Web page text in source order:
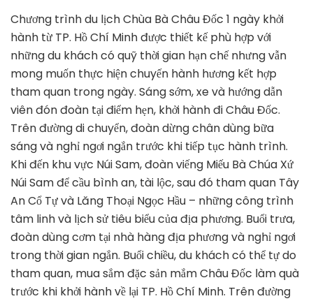
Chương trình du lịch Chùa Bà Châu Đốc 1 ngày khởi
hành từ TP. Hồ Chí Minh được thiết kế phù hợp với
những du khách có quỹ thời gian hạn chế nhưng vẫn
mong muốn thực hiện chuyến hành hương kết hợp
tham quan trong ngày. Sáng sớm, xe và hướng dẫn
viên đón đoàn tại điểm hẹn, khởi hành đi Châu Đốc.
Trên đường di chuyển, đoàn dừng chân dùng bữa
sáng và nghỉ ngơi ngắn trước khi tiếp tục hành trình.
Khi đến khu vực Núi Sam, đoàn viếng Miếu Bà Chúa Xứ
Núi Sam để cầu bình an, tài lộc, sau đó tham quan Tây
An Cổ Tự và Lăng Thoại Ngọc Hầu – những công trình
tâm linh và lịch sử tiêu biểu của địa phương. Buổi trưa,
đoàn dùng cơm tại nhà hàng địa phương và nghỉ ngơi
trong thời gian ngắn. Buổi chiều, du khách có thể tự do
tham quan, mua sắm đặc sản mắm Châu Đốc làm quà
trước khi khởi hành về lại TP. Hồ Chí Minh. Trên đường